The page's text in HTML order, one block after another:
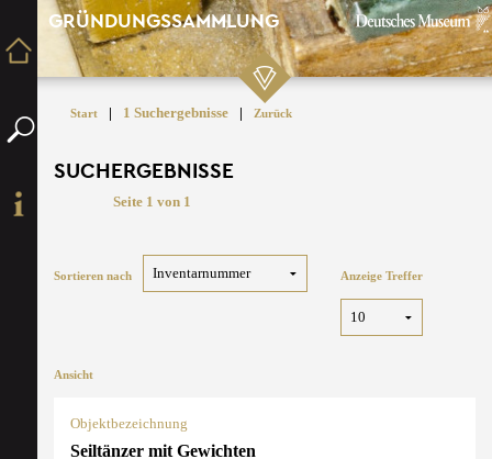
GRÜNDUNGSSAMMLUNG
Start | 1 Suchergebnisse | Zurück
SUCHERGEBNISSE
Seite 1 von 1
Sortieren nach Anzeige Treffer
Ansicht
Objektbezeichnung
Seiltänzer mit Gewichten